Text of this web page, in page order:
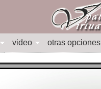
video otras opciones